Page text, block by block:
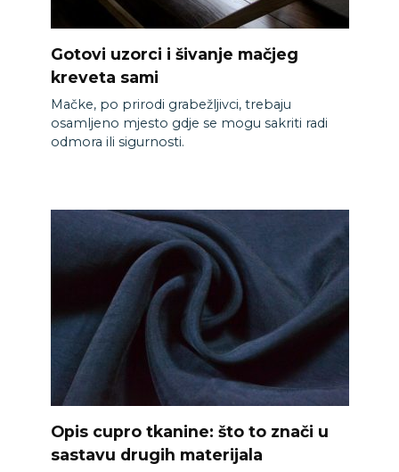
Gotovi uzorci i šivanje mačjeg
kreveta sami
Mačke, po prirodi grabežljivci, trebaju
osamljeno mjesto gdje se mogu sakriti radi
odmora ili sigurnosti.
Opis cupro tkanine: što to znači u
sastavu drugih materijala